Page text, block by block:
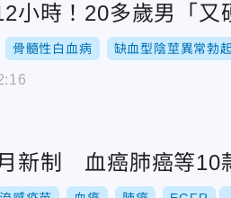
小時！20多歲男「又
骨髓性白血病 缺血型陰莖異常勃
新制 血癌肺癌等10